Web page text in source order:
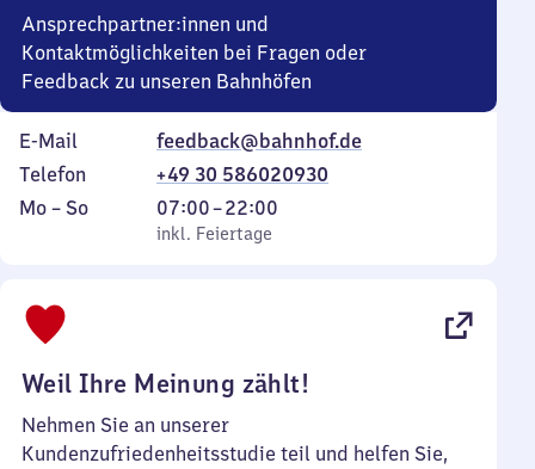
Ansprechpartner:innen und
Kontaktmöglichkeiten bei Fragen oder
Feedback zu unseren Bahnhöfen
E-Mail
feedback@bahnhof.de
Telefon
+49 30 586020930
Montag
Mo – So,
inkl. Feiertage
07:00–22:00
Von
7
inkl. Feiertage
Weil Ihre Meinung zählt!
Nehmen Sie an unserer
Kundenzufriedenheitsstudie teil und helfen Sie,